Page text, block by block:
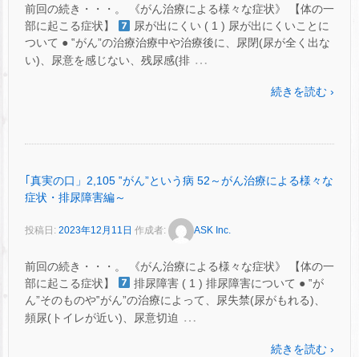
前回の続き・・・。 《がん治療による様々な症状》 【体の一
部に起こる症状】
尿が出にくい ( 1 ) 尿が出にくいことに
ついて ● ‟がん”の治療治療中や治療後に、尿閉(尿が全く出な
い)、尿意を感じない、残尿感(排 …
続きを読む ›
｢真実の口」2,105 ‟がん”という病 52～がん治療による様々な
症状・排尿障害編～
投稿日: 2023年12月11日 作成者: ASK Inc.
前回の続き・・・。 《がん治療による様々な症状》 【体の一
部に起こる症状】
排尿障害 ( 1 ) 排尿障害について ● ‟が
ん”そのものや‟がん”の治療によって、尿失禁(尿がもれる)、
頻尿(トイレが近い)、尿意切迫 …
続きを読む ›